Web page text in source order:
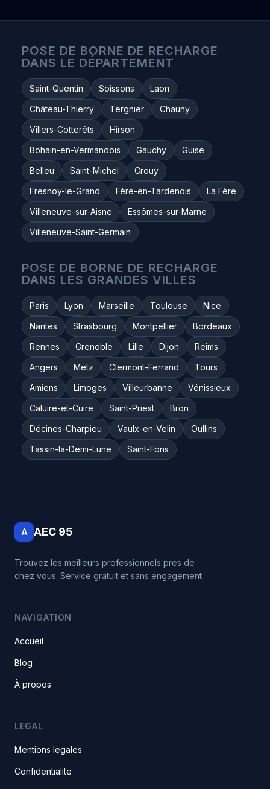
POSE DE BORNE DE RECHARGE
DANS LE DÉPARTEMENT
Saint-Quentin Soissons
Laon
Château-Thierry
Tergnier
Chauny
Villers-Cotterêts
Hirson
Bohain-en-Vermandois
Gauchy
Guise
Belleu
Saint-Michel
Crouy
Fresnoy-le-Grand
Fère-en-Tardenois
La Fère
Villeneuve-sur-Aisne
Essômes-sur-Marne
Villeneuve-Saint-Germain
POSE DE BORNE DE RECHARGE
DANS LES GRANDES VILLES
Paris Lyon Marseille Toulouse
Nice
Nantes
Strasbourg Montpellier
Bordeaux
Rennes
Grenoble Lille Dijon
Reims
Angers
Metz Clermont-Ferrand
Tours
Amiens
Limoges Villeurbanne
Vénissieux
Caluire-et-Cuire
Saint-Priest
Bron
Décines-Charpieu
Vaulx-en-Velin
Oullins
Tassin-la-Demi-Lune
Saint-Fons
A AEC 95
Trouvez les meilleurs professionnels pres de
chez vous. Service gratuit et sans engagement.
NAVIGATION
Accueil
Blog
À propos
LEGAL
Mentions legales
Confidentialite